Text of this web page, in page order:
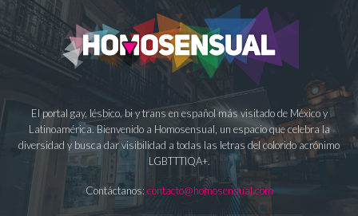
El portal gay, lésbico, bi y trans en español más visitado de México y
Latinoamérica. Bienvenido a Homosensual, un espacio que celebra la
diversidad y busca dar visibilidad a todas las letras del colorido acrónimo
LGBTTTIQA+.
Contáctanos: contacto@homosensual.com